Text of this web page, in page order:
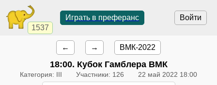
1537
Войти
Играть в преферанс
← → ВМК-2022
18:00. Кубок Гамблера ВМК
Категория: III Участники: 126 22 май 2022 18:00